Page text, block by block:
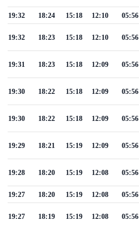
05:56
12:10
15:18
18:24
19:32
05:56
12:10
15:18
18:23
19:32
05:56
12:09
15:18
18:23
19:31
05:56
12:09
15:18
18:22
19:30
05:56
12:09
15:18
18:22
19:30
05:56
12:09
15:19
18:21
19:29
05:56
12:08
15:19
18:20
19:28
05:56
12:08
15:19
18:20
19:27
05:56
12:08
15:19
18:19
19:27